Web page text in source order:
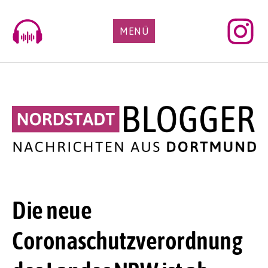
content
MENÜ
Die neue
Coronaschutzverordnung